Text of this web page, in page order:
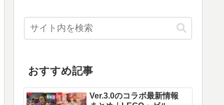
おすすめ記事
Ver.3.0のコラボ最新情報